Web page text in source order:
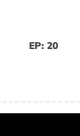
EP: 20